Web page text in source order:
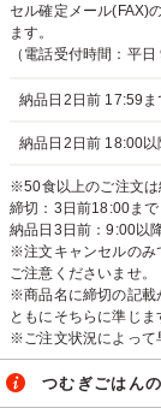
セル確定メール(FAX)
ます。
（電話受付時間：平
納品日2日前 17:59ま
納品日2日前 18:00以
※50食以上のご注文は
締切：3日前18:00まで
納品日3日前：9:00以
※注文キャンセルのみ
ご注意くださいませ。
※商品名に締切の記載
ともにそちらに準じま
※ご注文状況によって
つむぎごはん